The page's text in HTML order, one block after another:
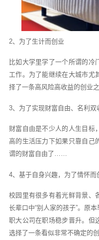
2、为了生计而创业
比如大学里学了一个所谓的冷
工作。为了能继续在大城市尤
择了一条高风险高收益的创业之
3、为了实现财富自由、名利双
财富自由是不少人的人生目标
高的生活压力下如果只靠自己
谓的财富自由了……
4、基于自身兴趣，为了情怀而
校园里有很多有着光鲜背景、
长辈口中“别人家的孩子”。原
职大公司在职场稳步晋升。但
选择了一条看似非常不确定的创